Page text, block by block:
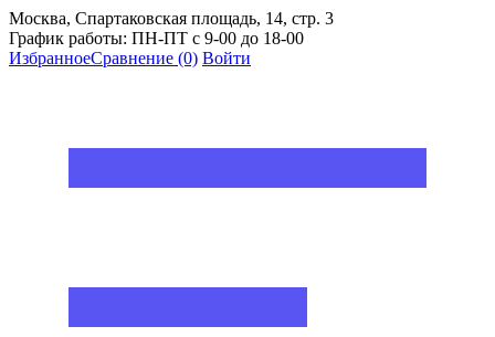
Москва, Спартаковская площадь, 14, стр. 3
График работы: ПН-ПТ с 9-00 до 18-00
ИзбранноеСравнение (0) Войти